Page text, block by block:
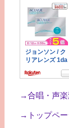
→合唱・声楽
→トップペー